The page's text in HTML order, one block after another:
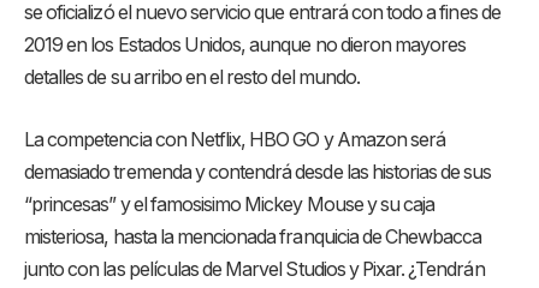
se oficializó el nuevo servicio que entrará con todo a fines de
2019 en los Estados Unidos, aunque no dieron mayores
detalles de su arribo en el resto del mundo.
La competencia con Netflix, HBO GO y Amazon será
demasiado tremenda y contendrá desde las historias de sus
“princesas” y el famosisimo Mickey Mouse y su caja
misteriosa, hasta la mencionada franquicia de Chewbacca
junto con las películas de Marvel Studios y Pixar. ¿Tendrán